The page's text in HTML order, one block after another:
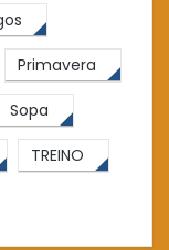
Primavera
Sopa
TREINO